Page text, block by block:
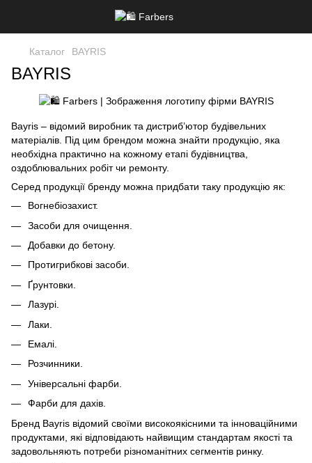
Каталог BAYRIS
BAYRIS
Bayris – відомий виробник та дистриб’ютор будівельних
матеріалів. Під цим брендом можна знайти продукцію, яка
необхідна практично на кожному етапі будівництва,
оздоблювальних робіт чи ремонту.
Серед продукції бренду можна придбати таку продукцію як:
Вогнебіозахист.
Засоби для очищення.
Добавки до бетону.
Протигрибкові засоби.
Ґрунтовки.
Лазурі.
Лаки.
Емалі.
Розчинники.
Універсальні фарби.
Фарби для дахів.
Бренд Bayris відомий своїми високоякісними та інноваційними
продуктами, які відповідають найвищим стандартам якості та
задовольняють потреби різноманітних сегментів ринку.